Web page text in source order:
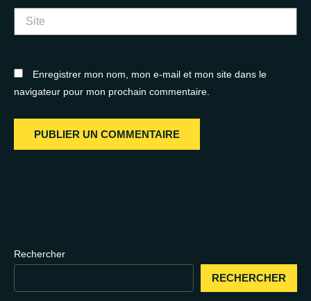
Enregistrer mon nom, mon e-mail et mon site dans le
navigateur pour mon prochain commentaire.
Rechercher
RECHERCHER